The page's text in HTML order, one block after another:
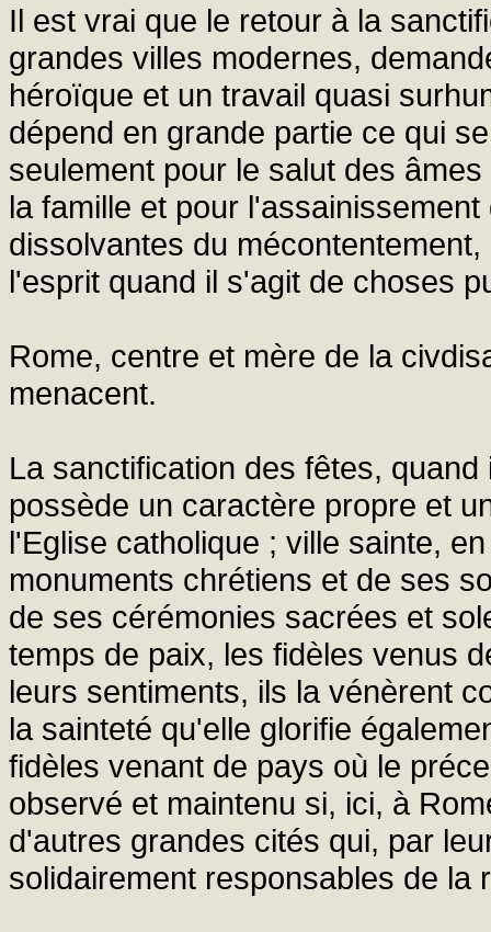
Il est vrai que le retour à la
grandes villes modernes,
héroïque et un travail quasi
dépend en grande partie ce qui
seulement pour le salut des
la famille et pour
dissolvantes du
l'esprit quand il s'agit de choses
Rome, centre et mère de la
menacent.
La sanctification des fêtes,
possède un caractère propre et
l'Eglise catholique ; ville sainte,
monuments chrétiens et de ses
de ses cérémonies sacrées et
temps de paix, les fidèles venus
leurs sentiments, ils la vénèrent
la sainteté qu'elle glorifie
fidèles venant de pays où le
observé et maintenu si, ici, à
d'autres grandes cités qui, par
solidairement responsables de la